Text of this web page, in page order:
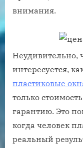
внимания.
Неудивительно,
интересуется,
пластиковые
только
гарантию. Это
когда человек
реальный